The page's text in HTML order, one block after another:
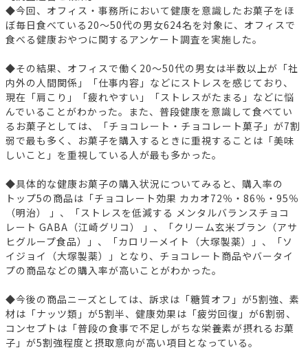
◆今回、オフィス・事務所において健康を意識したお菓子をほ
ぼ毎日食べている20～50代の男女624名を対象に、オフィスで
食べる健康おやつに関するアンケート調査を実施した。
◆その結果、オフィスで働く20～50代の男女は半数以上が「社
内外の人間関係」「仕事内容」などにストレスを感じており、
現在「肩こり」「疲れやすい」「ストレスがたまる」などに悩
んでいることがわかった。また、普段健康を意識して食べてい
るお菓子としては、「チョコレート・チョコレート菓子」が7割
弱で最も多く、お菓子を購入するときに重視することは「美味
しいこと」を重視している人が最も多かった。
◆具体的な健康お菓子の購入状況についてみると、購入率の
トップ5の商品は「チョコレート効果 カカオ72％・86％・95％
（明治） 」、「ストレスを低減する メンタルバランスチョコ
レート GABA（江崎グリコ） 」、「クリーム玄米ブラン（アサ
ヒグループ食品）」、「カロリーメイト（大塚製薬）」、「ソ
イジョイ（大塚製薬）」となり、チョコレート商品やバータイ
プの商品などの購入率が高いことがわかった。
◆今後の商品ニーズとしては、訴求は「糖質オフ」が5割強、素
材は「ナッツ類」が5割半、健康効果は「疲労回復」が6割弱、
コンセプトは「普段の食事で不足しがちな栄養素が摂れるお菓
子」が5割強程度と摂取意向が高い項目となっている。